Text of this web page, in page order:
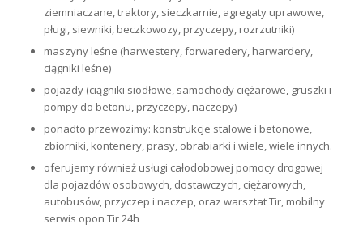
ziemniaczane, traktory, sieczkarnie, agregaty uprawowe,
pługi, siewniki, beczkowozy, przyczepy, rozrzutniki)
maszyny leśne (harwestery, forwaredery, harwardery,
ciągniki leśne)
pojazdy (ciągniki siodłowe, samochody ciężarowe, gruszki i
pompy do betonu, przyczepy, naczepy)
ponadto przewozimy: konstrukcje stalowe i betonowe,
zbiorniki, kontenery, prasy, obrabiarki i wiele, wiele innych.
oferujemy również usługi całodobowej pomocy drogowej
dla pojazdów osobowych, dostawczych, ciężarowych,
autobusów, przyczep i naczep, oraz warsztat Tir, mobilny
serwis opon Tir 24h